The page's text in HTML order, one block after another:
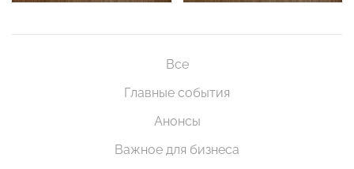
Все
Главные события
Анонсы
Важное для бизнеса